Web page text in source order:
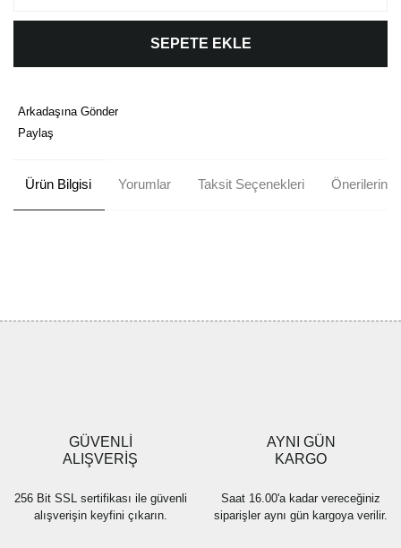
SEPETE EKLE
Arkadaşına Gönder
Paylaş
Ürün Bilgisi Yorumlar Taksit Seçenekleri Önerileriniz
Ürün fiyatı diğer sitelerden daha pahalı.
Bu ürüne benzer farklı alternatifler olmalı.
GÜVENLİ
ALIŞVERİŞ
256 Bit SSL sertifikası ile güvenli
alışverişin keyfini çıkarın.
AYNI GÜN
KARGO
Saat 16.00'a kadar vereceğiniz
siparişler aynı gün kargoya verilir.